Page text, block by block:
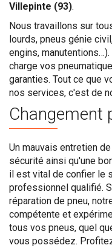
Villepinte (93).
Nous travaillons sur
lourds, pneus génie
engins,
charge vos
garanties. Tout ce que
nos services, c'est de
Changement
Un mauvais entretien
sécurité ainsi qu'une
il est vital de confier le
professionnel qualifié.
réparation de pneu,
compétente et
tous vos pneus, quel
vous possédez.